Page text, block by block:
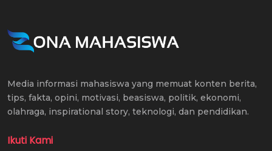
Media informasi mahasiswa yang memuat konten berita,
tips, fakta, opini, motivasi, beasiswa, politik, ekonomi,
olahraga, inspirational story, teknologi, dan pendidikan.
Ikuti Kami